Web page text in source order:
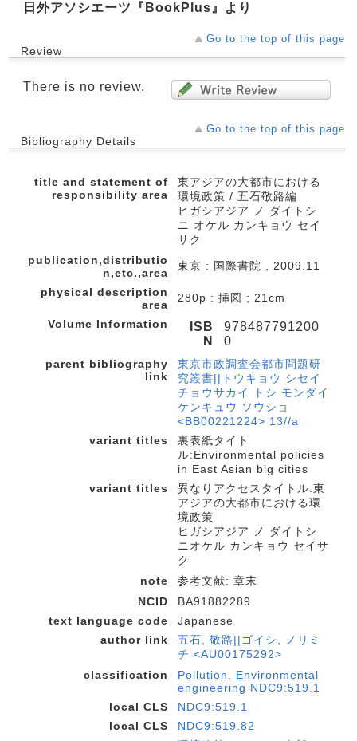
日外アソシエーツ『BookPlus』より
Go to the top of this page
Review
There is no review.
Go to the top of this page
Bibliography Details
title and statement of
responsibility area
東アジアの大都市における
環境政策 / 五石敬路編
ヒガシアジア ノ ダイトシ
ニ オケル カンキョウ セイ
サク
publication,distributio
n,etc.,area
東京 : 国際書院 , 2009.11
physical description
area
280p : 挿図 ; 21cm
Volume Information
ISB
N
978487791200
0
parent bibliography
link
東京市政調査会都市問題研
究叢書||トウキョウ シセイ
チョウサカイ トシ モンダイ
ケンキュウ ソウショ
<BB00221224> 13//a
variant titles
裏表紙タイト
ル:Environmental policies
in East Asian big cities
variant titles
異なりアクセスタイトル:東
アジアの大都市における環
境政策
ヒガシアジア ノ ダイトシ
ニオケル カンキョウ セイサ
ク
note
参考文献: 章末
NCID
BA91882289
text language code
Japanese
author link
五石, 敬路||ゴイシ, ノリミ
チ <AU00175292>
classification
Pollution. Environmental
engineering NDC9:519.1
local CLS
NDC9:519.1
local CLS
NDC9:519.82